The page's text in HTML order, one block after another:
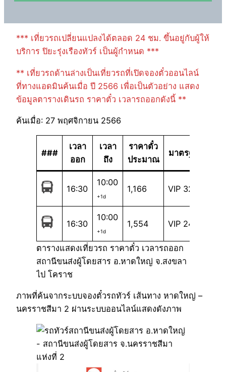
*** เที่ยวรถเปลี่ยนแปลงได้ตลอด 24 ชม. ขึ้นอยู่กับผู้ให้
บริการ ปิยะรุ่งเรืองทัวร์ เป็นผู้กำหนด ***
** เที่ยวรถด้านล่างเป็นเที่ยวรถที่เปิดจองตั๋วออนไลน์
ที่ทางแอดมินค้นเมื่อ ปี 2566 เพื่อเป็นตัวอย่าง แสดง
ข้อมูลตารางเดินรถ ราคาตั๋ว เวลารถออกดังนี้ **
ค้นเมื่อ: 27 พฤศจิกายน 2566
###
เวลา
ออก
เวลา
ถึง
ราคาตั๋ว
ประมาณ
มาตรฐาน
16:30
10:00
+1d
1,166 VIP 32
16:30
10:00
+1d
1,554 VIP 24
ตารางแสดงเที่ยวรถ ราคาตั๋ว เวลารถออก
สถานีขนส่งผู้โดยสาร อ.หาดใหญ่ จ.สงขลา
ไป โคราช
ภาพที่ค้นจากระบบจองตั๋วรถทัวร์ เส้นทาง หาดใหญ่ –
นครราชสีมา 2 ผ่านระบบออนไลน์แสดงดังภาพ